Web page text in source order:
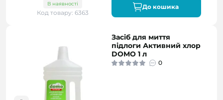
В наявності
Код товару: 6363
До кошика
Засіб для миття
підлоги Активний хлор
DOMO 1 л
0